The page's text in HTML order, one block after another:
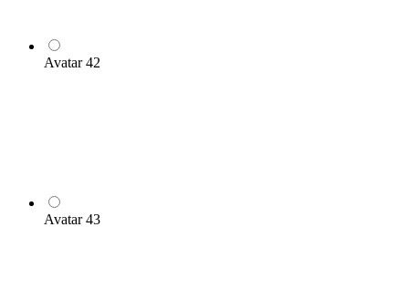
Avatar 42
Avatar 43